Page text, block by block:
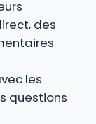
des
les
questions